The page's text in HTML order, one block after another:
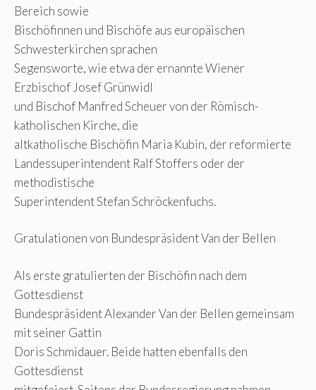
Bereich sowie
Bischöfinnen und Bischöfe aus europäischen
Schwesterkirchen sprachen
Segensworte, wie etwa der ernannte Wiener
Erzbischof Josef Grünwidl
und Bischof Manfred Scheuer von der Römisch-
katholischen Kirche, die
altkatholische Bischöfin Maria Kubin, der reformierte
Landessuperintendent Ralf Stoffers oder der
methodistische
Superintendent Stefan Schröckenfuchs.
Gratulationen von Bundespräsident Van der Bellen
Als erste gratulierten der Bischöfin nach dem
Gottesdienst
Bundespräsident Alexander Van der Bellen gemeinsam
mit seiner Gattin
Doris Schmidauer. Beide hatten ebenfalls den
Gottesdienst